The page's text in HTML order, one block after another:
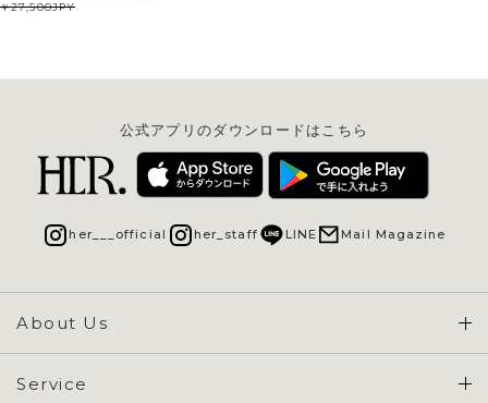
27,500JPY
About Us
Concept & Overview
Service
公式アプリのダウンロードはこちら
her___official her_staff LINE Mail Magazine